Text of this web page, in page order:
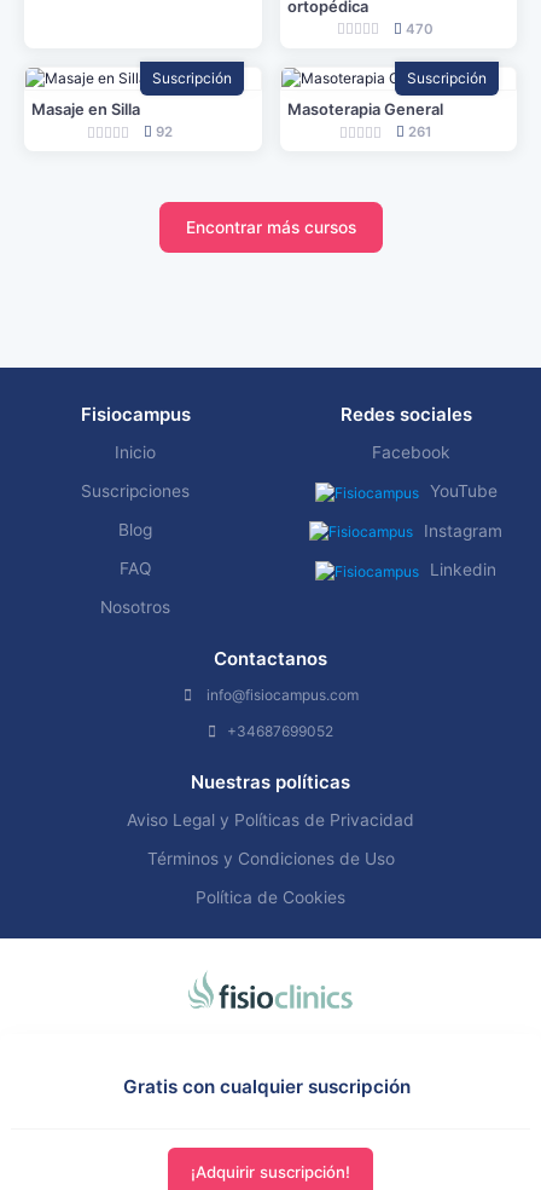
ortopédica
470
Suscripción
Masaje en Silla
92
Suscripción
Masoterapia General
261
Encontrar más cursos
Gratis con cualquier suscripción
¡Adquirir suscripción!
Fisiocampus
Inicio
Suscripciones
Blog
FAQ
Nosotros
Redes sociales
Facebook
YouTube
Instagram
Linkedin
Contactanos
info@fisiocampus.com
+34687699052
Nuestras políticas
Aviso Legal y Políticas de Privacidad
Términos y Condiciones de Uso
Política de Cookies